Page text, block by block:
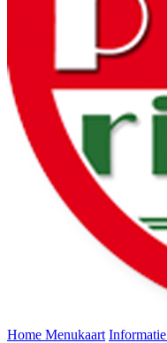
Home (huidige)
Menukaart Informatie